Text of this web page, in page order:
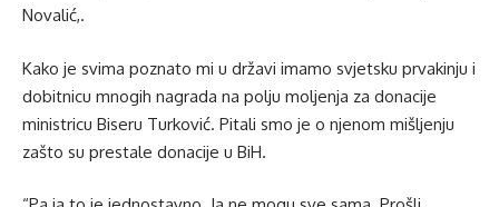
Novalić,.
Kako je svima poznato mi u državi imamo svjetsku prvakinju i
dobitnicu mnogih nagrada na polju moljenja za donacije
ministricu Biseru Turković. Pitali smo je o njenom mišljenju
zašto su prestale donacije u BiH.